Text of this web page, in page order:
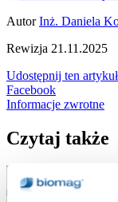
Autor Inż. Daniela
Rewizja 21.11.2025
Udostępnij ten artykuł
Facebook
Informacje zwrotne
Czytaj także